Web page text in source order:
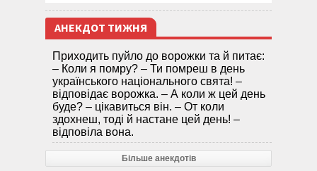
АНЕКДОТ ТИЖНЯ
Приходить пуйло до ворожки та й питає:
– Коли я помру? – Ти помреш в день
українського національного свята! –
відповідає ворожка. – А коли ж цей день
буде? – цікавиться він. – От коли
здохнеш, тоді й настане цей день! –
відповіла вона.
Більше анекдотів